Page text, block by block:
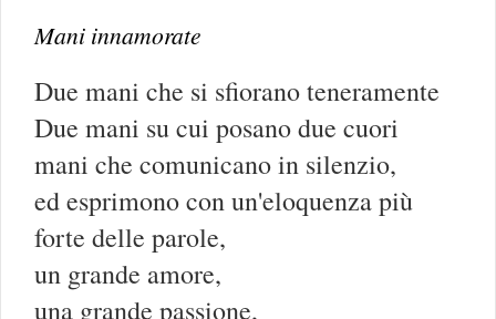
Mani innamorate
Due mani che si sfiorano teneramente
Due mani su cui posano due cuori
mani che comunicano in silenzio,
ed esprimono con un'eloquenza più
forte delle parole,
un grande amore,
una grande passione,